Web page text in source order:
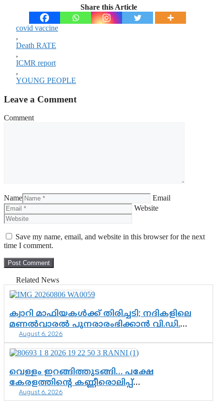
Share this Article
covid vaccine
,
Death RATE
,
ICMR report
,
YOUNG PEOPLE
Leave a Comment
Comment
Name
Email
Website
Save my name, email, and website in this browser for the next
time I comment.
Related News
ക്വാറി മാഫിയകൾക്ക് തിരിച്ചടി; നദികളിലെ
മണൽവാരൽ പുനരാരംഭിക്കാൻ വി.ഡി.
സർക്കാർ തീരുമാനം
August 6, 2026
വെള്ളം ഇറങ്ങിത്തുടങ്ങി… പക്ഷേ
കേരളത്തിന്റെ കണ്ണീരൊലിപ്പ്
എന്നവസാനിക്കും?
August 6, 2026